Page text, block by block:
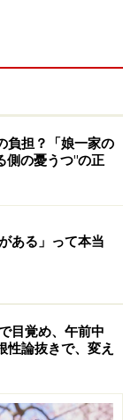
」に憧れる
る未発達で夢
ば、戦闘アニ
いい大人にな
に刺激されて
膨らませるこ
ばかりが膨らん
このように、
ていく
す。
負担？「娘一家の
側の憂うつ"の正
ある」って本当
目覚め、午前中
性論抜きで、変え